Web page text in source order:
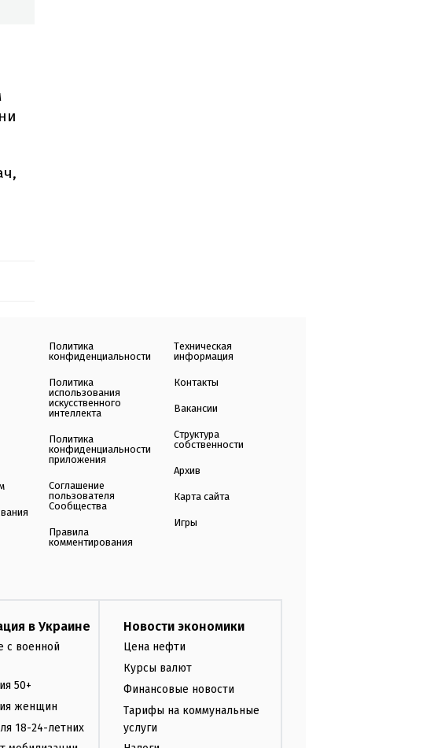
Политика
конфиденциальности
Политика
использования
искусственного
интеллекта
Политика
конфиденциальности
приложения
Соглашение
пользователя
Сообщества
Правила
комментирования
Техническая
информация
Контакты
Вакансии
Структура
собственности
Архив
Карта сайта
Игры
в Украине
с военной
50+
женщин
18-24-летних
Новости экономики
Цена нефти
Курсы валют
Финансовые новости
Тарифы на коммунальные
услуги